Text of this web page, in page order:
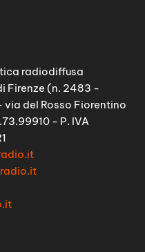
radiodiffusa
Firenze (n. 2483 -
del Rosso Fiorentino
- P. IVA